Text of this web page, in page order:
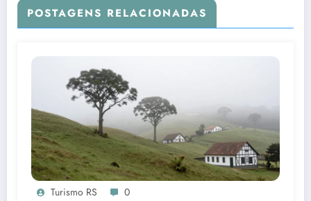
POSTAGENS RELACIONADAS
Turismo RS 0